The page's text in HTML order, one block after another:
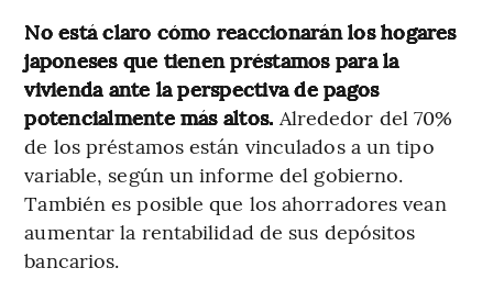
No está claro cómo reaccionarán los hogares
japoneses que tienen préstamos para la
vivienda ante la perspectiva de pagos
potencialmente más altos. Alrededor del 70%
de los préstamos están vinculados a un tipo
variable, según un informe del gobierno.
También es posible que los ahorradores vean
aumentar la rentabilidad de sus depósitos
bancarios.